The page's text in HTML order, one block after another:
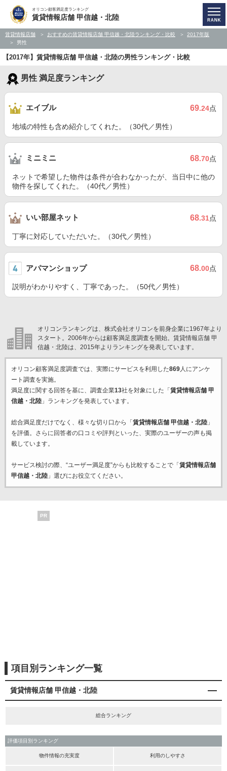
オリコン顧客満足度ランキング
賃貸情報店舗 甲信越・北陸
賃貸情報店舗 おすすめの賃貸情報店舗 甲信越・北陸ランキング・比較
2017年版
男性
【2017年】賃貸情報店舗 甲信越・北陸の男性ランキング・比較
男性 満足度ランキング
エイブル 69.24点
地域の特性も含め紹介してくれた。（30代／男性）
ミニミニ 68.70点
ネットで希望した物件は条件が合わなかったが、当日中に他の
物件を探してくれた。（40代／男性）
いい部屋ネット 68.31点
丁寧に対応していただいた。（30代／男性）
アパマンショップ 68.00点
説明がわかりやすく、丁寧であった。（50代／男性）
オリコンランキングは、株式会社オリコンを前身企業に1967年より
スタート。2006年からは顧客満足度調査を開始。賃貸情報店舗 甲
信越・北陸は、2015年よりランキングを発表しています。
オリコン顧客満足度調査では、実際にサービスを利用した869人にアンケ
ート調査を実施。
満足度に関する回答を基に、調査企業13社を対象にした「 賃貸情報店舗 甲
信越・北陸」ランキングを発表しています。
総合満足度だけでなく、様々な切り口から「 賃貸情報店舗 甲信越・北陸」
を評価。さらに回答者の口コミや評判といった、実際のユーザーの声も掲
載しています。
サービス検討の際、“ユーザー満足度”からも比較することで「 賃貸情報店舗
甲信越・北陸」選びにお役立てください。
PR
項目別ランキング一覧
賃貸情報店舗 甲信越・北陸
総合ランキング
評価項目別ランキング
物件情報の充実度 利用のしやすさ